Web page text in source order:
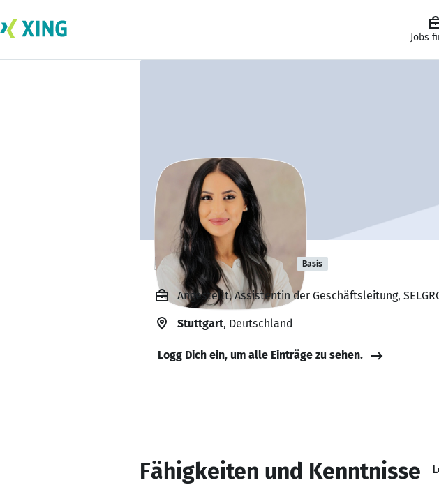
Jobs
Hasret Caliskan Basis
Angestellt, Assistentin der Geschäftsleitung,
Stuttgart, Deutschland
Logg Dich ein, um alle Einträge zu sehen.
Fähigkeiten und Kenntnisse